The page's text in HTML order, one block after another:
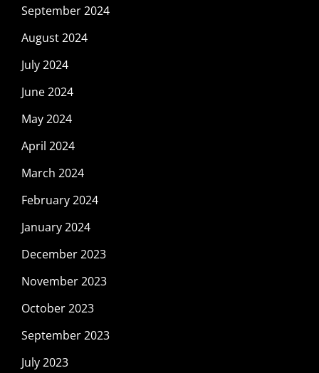
September 2024
August 2024
July 2024
June 2024
May 2024
April 2024
March 2024
February 2024
January 2024
December 2023
November 2023
October 2023
September 2023
July 2023